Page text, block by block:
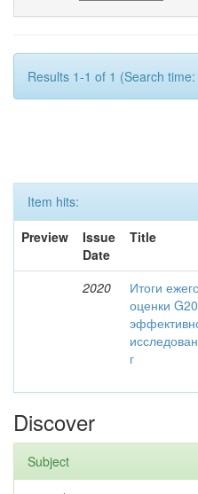
Results 1-1 of 1 (Search
Item hits:
Preview
Issue
Date
Title
2020
Итоги
оценки
г
Discover
Subject